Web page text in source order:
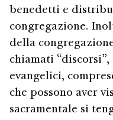
benedetti e
congregazione.
della
chiamati
evangelici,
che possono aver
sacramentale si